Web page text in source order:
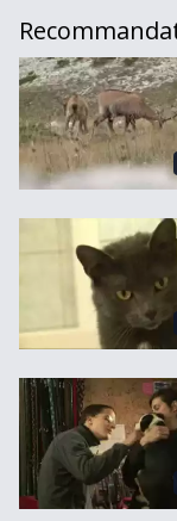
Toudou du
Toudou du
Toudou du